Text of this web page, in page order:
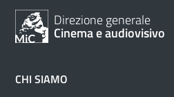
Direzione generale
Cinema e audiovisivo
CHI SIAMO